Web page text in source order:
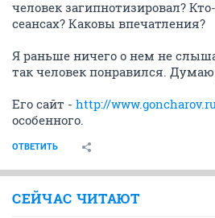
человек загипнотизировал?
сеансах? Каковы впечатления?
Я раньше ничего о нем не
так человек понравился. Думаю
Его сайт - http://
особенного.
ОТВЕТИТЬ
СЕЙЧАС ЧИТАЮТ